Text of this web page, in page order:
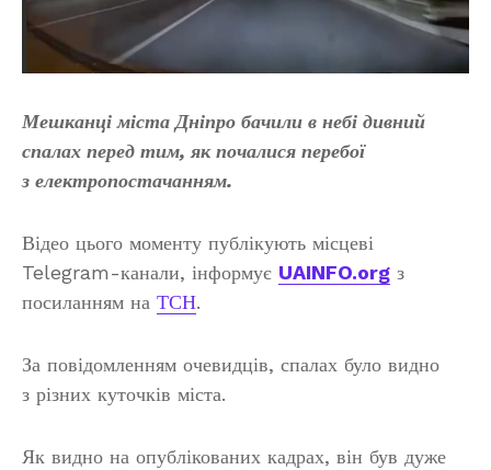
Мешканці міста Дніпро бачили в небі дивний
спалах перед тим, як почалися перебої
з електропостачанням.
Відео цього моменту публікують місцеві
Telegram-канали, інформує UAINFO.org з
посиланням на ТСН.
За повідомленням очевидців, спалах було видно
з різних куточків міста.
Як видно на опублікованих кадрах, він був дуже